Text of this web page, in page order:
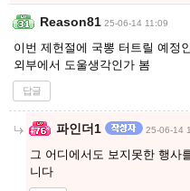
Reason81 25-06-14 11:09
이번 제헌절에 국뽕 터트릴 예정
외부에서 도울생각인가 봄
답글
파인더1 25-06-14
그 어디에서도 보지못한 행사
니다